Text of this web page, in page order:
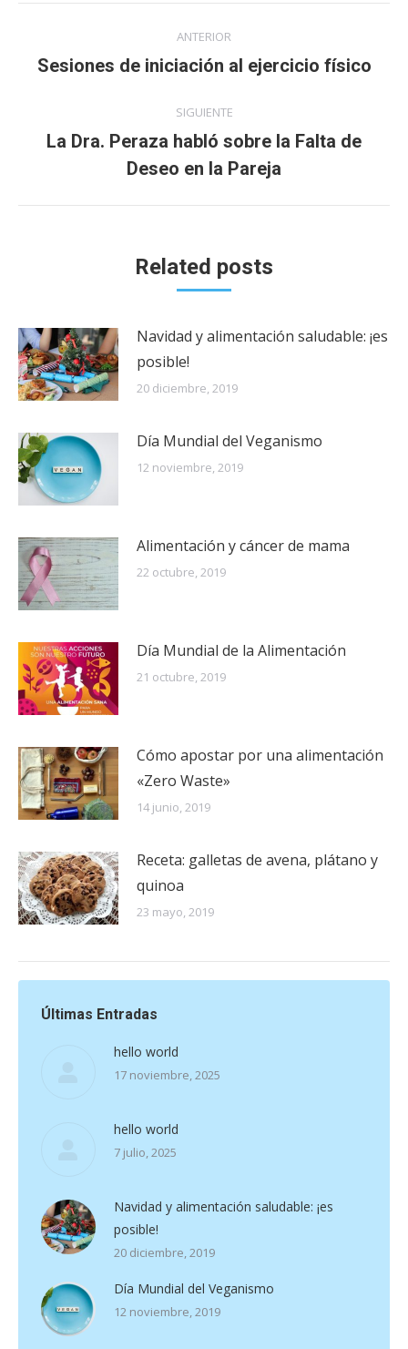
entre
ANTERIOR
Publicación
Sesiones de iniciación al ejercicio físico
SIGUIENTE
Publicación
siguiente:
La Dra. Peraza habló sobre la Falta de
Deseo en la Pareja
Related posts
Navidad y alimentación saludable: ¡es
posible!
20 diciembre, 2019
Día Mundial del Veganismo
12 noviembre, 2019
Alimentación y cáncer de mama
22 octubre, 2019
Día Mundial de la Alimentación
21 octubre, 2019
Cómo apostar por una alimentación
«Zero Waste»
14 junio, 2019
Receta: galletas de avena, plátano y
quinoa
23 mayo, 2019
Últimas Entradas
hello world
17 noviembre, 2025
hello world
7 julio, 2025
Navidad y alimentación saludable: ¡es
posible!
20 diciembre, 2019
Día Mundial del Veganismo
12 noviembre, 2019